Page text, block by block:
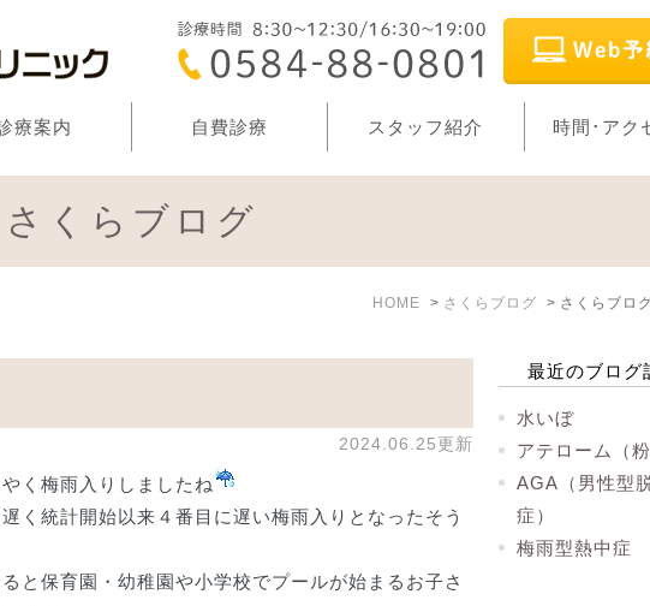
療案内 自費診療 スタッフ紹介 時間･アク
さくらブログ
HOME さくらブログ
2024.06.25更新
く梅雨入りしましたね
く統計開始以来４番目に遅い梅雨入りとなったそう
と保育園・幼稚園や小学校でプールが始まるお子さ
最近のブログ
水いぼ
アテローム（粉
AGA（男性型
症）
梅雨型熱中症